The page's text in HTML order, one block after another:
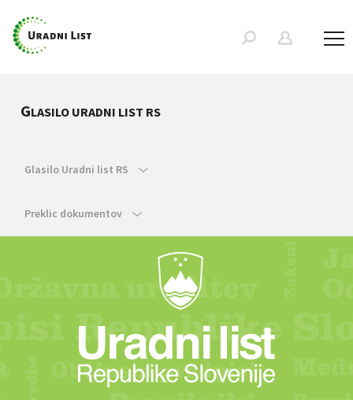
GLASILO URADNI LIST RS
Glasilo Uradni list RS
Preklic dokumentov